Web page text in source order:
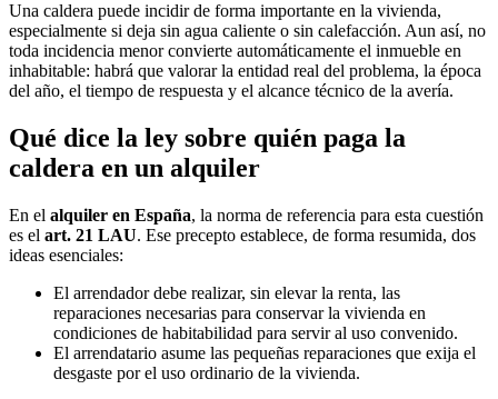
Una caldera puede incidir de forma importante en la vivienda,
especialmente si deja sin agua caliente o sin calefacción. Aun así, no
toda incidencia menor convierte automáticamente el inmueble en
inhabitable: habrá que valorar la entidad real del problema, la época
del año, el tiempo de respuesta y el alcance técnico de la avería.
Qué dice la ley sobre quién paga la
caldera en un alquiler
En el alquiler en España, la norma de referencia para esta cuestión
es el art. 21 LAU. Ese precepto establece, de forma resumida, dos
ideas esenciales:
El arrendador debe realizar, sin elevar la renta, las
reparaciones necesarias para conservar la vivienda en
condiciones de habitabilidad para servir al uso convenido.
El arrendatario asume las pequeñas reparaciones que exija el
desgaste por el uso ordinario de la vivienda.